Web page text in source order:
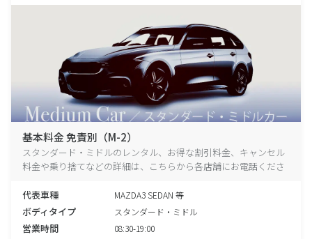
基本料金 免責別（M-2）
スタンダード・ミドルのレンタル、お得な割引料金、キャンセル
料金や乗り捨てなどの詳細は、こちらから各店舗にお電話くださ
代表車種
MAZDA3 SEDAN 等
ボディタイプ スタンダード・ミドル
営業時間 08:30-19:00